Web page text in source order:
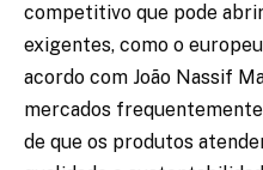
competitivo que pode
exigentes, como o
acordo com João Nassif
mercados
de que os produtos